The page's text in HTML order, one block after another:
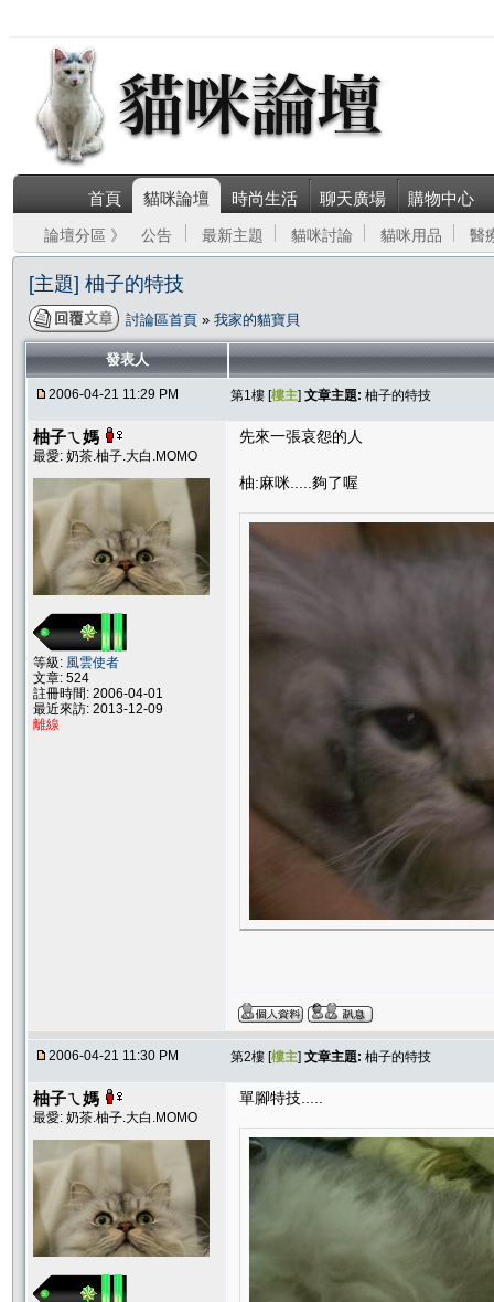
首頁 貓咪論壇 時尚生活 聊天廣場 購物中心
論壇分區 》 公告 最新主題 貓咪討論 貓咪用品 醫
[主題] 柚子的特技
討論區首頁 » 我家的貓寶貝
發表人
2006-04-21 11:29 PM 第1樓 [樓主] 文章主題: 柚子的特技
柚子ㄟ媽
最愛: 奶茶.柚子.大白.MOMO
等級: 風雲使者
文章: 524
註冊時間: 2006-04-01
最近來訪: 2013-12-09
離線
先來一張哀怨的人
柚:麻咪.....夠了喔
2006-04-21 11:30 PM 第2樓 [樓主] 文章主題: 柚子的特技
柚子ㄟ媽
最愛: 奶茶.柚子.大白.MOMO
單腳特技.....